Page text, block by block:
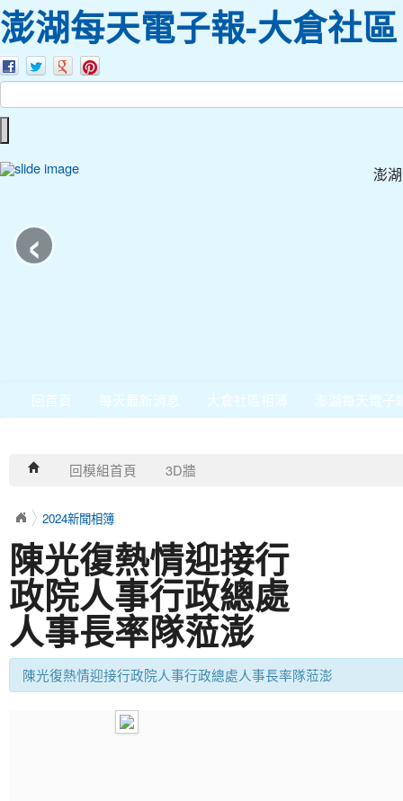
澎湖每天電子報-大倉社區
澎
‹
回首頁 每天最新消息 大倉社區相簿 澎湖每天電子
回模組首頁 3D牆
2024新聞相簿
陳光復熱情迎接行
政院人事行政總處
人事長率隊蒞澎
陳光復熱情迎接行政院人事行政總處人事長率隊蒞澎